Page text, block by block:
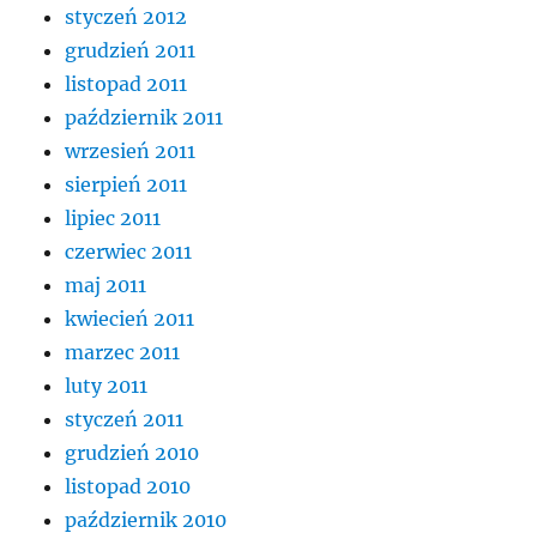
styczeń 2012
grudzień 2011
listopad 2011
październik 2011
wrzesień 2011
sierpień 2011
lipiec 2011
czerwiec 2011
maj 2011
kwiecień 2011
marzec 2011
luty 2011
styczeń 2011
grudzień 2010
listopad 2010
październik 2010